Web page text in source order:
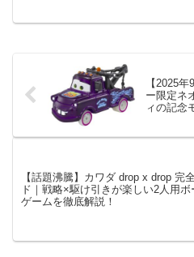
【2025
ー限定ネ
ィの記念
【話題沸騰】カワダ drop x drop 完
ド｜戦略×駆け引きが楽しい2人用ボ
ゲームを徹底解説！